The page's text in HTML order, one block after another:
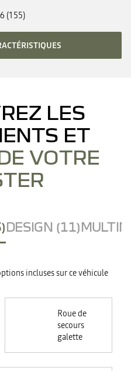
(155)
LES
ET
VOTRE
DESIGN (11)
incluses sur ce véhicule
Roue de
secours
galette